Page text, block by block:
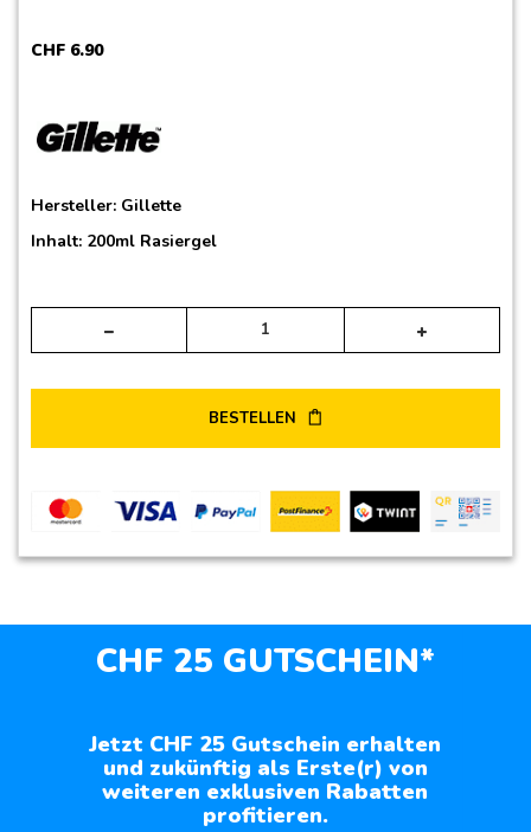
CHF 6.90
Hersteller: Gillette
Inhalt: 200ml Rasiergel
BESTELLEN
CHF 25 GUTSCHEIN*
Jetzt CHF 25 Gutschein erhalten
und zukünftig als Erste(r) von
weiteren exklusiven Rabatten
profitieren.